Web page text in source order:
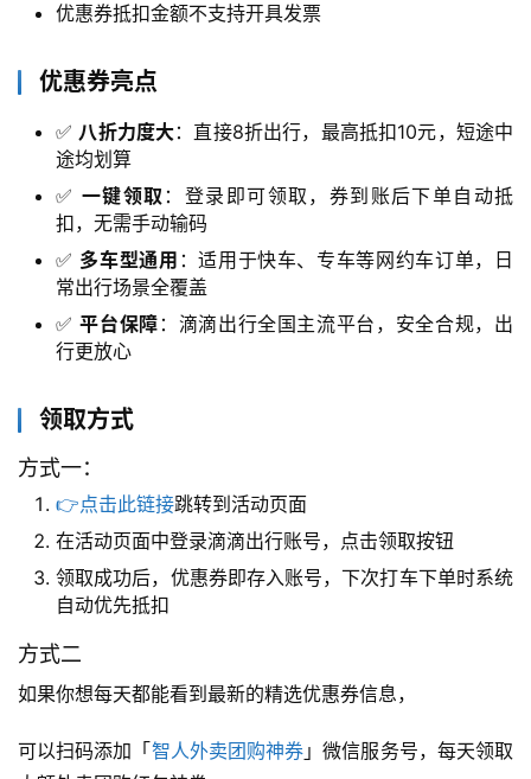
领
入
券
优惠券抵扣金额不支持开具发票
优惠券亮点
✅ 八折力度大：直接8折出行，最高抵扣10元，短途中
途均划算
✅ 一键领取 ：登录即可领取，券到账后下单自动抵
扣，无需手动输码
✅ 多车型通用 ：适用于快车、专车等网约车订单，日
常出行场景全覆盖
✅平台保障 ：滴滴出行全国主流平台，安全合规，出
行更放心
领取方式
方式一：
👉点击此链接跳转到活动页面
在活动页面中登录滴滴出行账号，点击领取按钮
领取成功后，优惠券即存入账号，下次打车下单时系统
自动优先抵扣
方式二
如果你想每天都能看到最新的精选优惠券信息，
可以扫码添加「智人外卖团购神券 」微信服务号，每天领取